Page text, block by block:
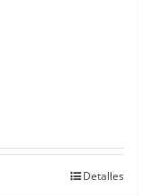
Detalles